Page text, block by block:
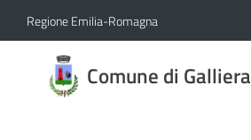
Vai al contenuto
Vai alla navigazione
Vai al footer
Regione Emilia-Romagna
Comune di Galliera
Comune
di